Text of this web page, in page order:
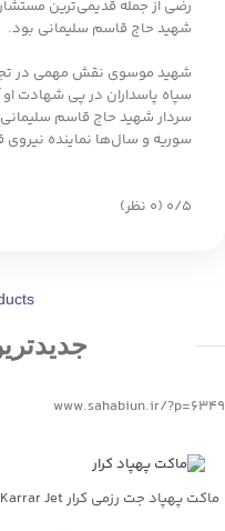
رضی از جمله قدیمی‌ترین
شهید حاج قاسم سلیمانی بود.
شهید موسوی نقش مهمی در
سپاه پاسداران در پی شهادت
سردار شهید حاج قاسم
سوریه و سال‌ها نماینده
‫۰/۵ ‫(۰ نظر)
www.sahabiun.ir/?p=6349
ماکت پهپاد جت رزمی کرار Karrar Jet